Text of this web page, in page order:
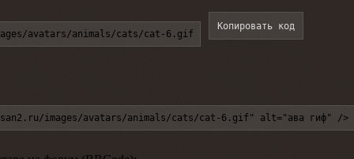
avatars/animals/cats/cat-6.gif
Копировать код
images/avatars/animals/cats/cat-6.gif" alt="ава гиф" />